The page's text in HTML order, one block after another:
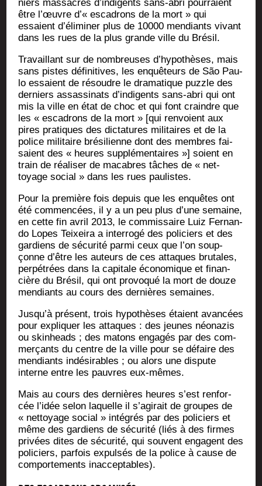
niers mas­sacres d’indigents sans-abri pour­raient
être l’œuvre d’« esca­drons de la mort » qui
essaient d’éliminer plus de 10000 men­diants vivant
dans les rues de la plus grande ville du Brésil.
Tra­vaillant sur de nom­breuses d’hypothèses, mais
sans pistes défi­ni­tives, les enquê­teurs de São Pau­
lo essaient de résoudre le dra­ma­tique puzzle des
der­niers assas­si­nats d’indigents sans-abri qui ont
mis la ville en état de choc et qui font craindre que
les « esca­drons de la mort » [qui ren­voient aux
pires pra­tiques des dic­ta­tures mili­taires et de la
police mili­taire bré­si­lienne dont des membres fai­
saient des « heures sup­plé­men­taires »] soient en
train de réa­li­ser de macabres tâches de « net­
toyage social » dans les rues paulistes.
Pour la pre­mière fois depuis que les enquêtes ont
été com­men­cées, il y a un peu plus d’une semaine,
en cette fin avril 2013, le com­mis­saire Luiz Fer­nan­
do Lopes Teixei­ra a inter­ro­gé des poli­ciers et des
gar­diens de sécu­ri­té par­mi ceux que l’on soup­
çonne d’être les auteurs de ces attaques bru­tales,
per­pé­trées dans la capi­tale éco­no­mique et finan­
cière du Bré­sil, qui ont pro­vo­qué la mort de douze
men­diants au cours des der­nières semaines.
Jusqu’à pré­sent, trois hypo­thèses étaient avan­cées
pour expli­quer les attaques : des jeunes néo­na­zis
ou skin­heads ; des matons enga­gés par des com­
mer­çants du centre de la ville pour se défaire des
men­diants indé­si­rables ; ou alors une dis­pute
interne entre les pauvres eux-mêmes.
Mais au cours des der­nières heures s’est ren­for­
cée l’idée selon laquelle il s’agirait de groupes de
« net­toyage social » inté­grés par des poli­ciers et
même des gar­diens de sécu­ri­té (liés à des firmes
pri­vées dites de sécu­ri­té, qui sou­vent engagent des
poli­ciers, par­fois expul­sés de la police à cause de
com­por­te­ments inacceptables).